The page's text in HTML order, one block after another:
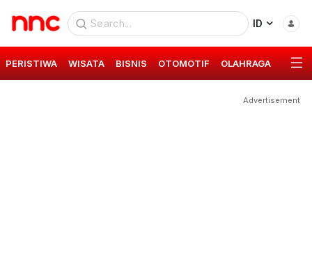
ID
PERISTIWA WISATA BISNIS OTOMOTIF OLAHRAGA GAYA
Advertisement